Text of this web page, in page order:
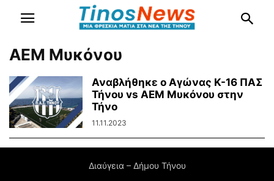
ΑΕΜ Μυκόνου
Αναβλήθηκε ο Αγώνας Κ-16 ΠΑΣ
Τήνου vs ΑΕΜ Μυκόνου στην
Τήνο
11.11.2023
Διαύγεια – Δήμου Τήνου